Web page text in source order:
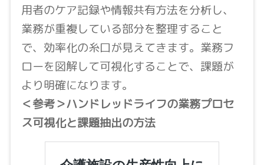
用者のケア記録や情報共有方法を分析し、
業務が重複している部分を整理すること
で、効率化の糸口が見えてきます。業務フ
ローを図解して可視化することで、課題が
より明確になります。
＜参考＞ハンドレッドライフの業務プロセ
ス可視化と課題抽出の方法